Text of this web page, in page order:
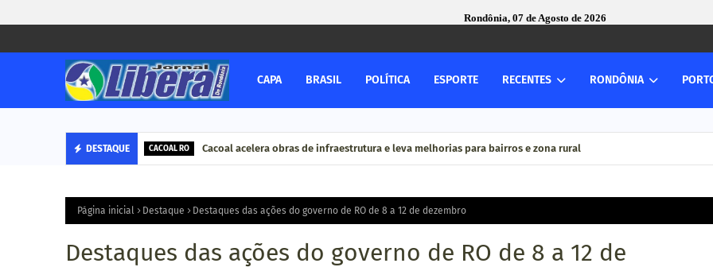
Rondônia, 07 de Agosto de 2026
CAPA BRASIL POLÍTICA ESPORTE RECENTES RONDÔNIA
DESTAQUE CACOAL RO Cacoal acelera obras de infraestrutura e leva melhorias para bairros e zona rural
Página inicial Destaque Destaques das ações do governo de RO de 8 a 12 de dezembro
Destaques das ações do governo de RO de 8 a 12 de